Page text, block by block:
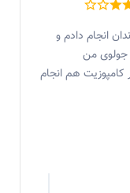
انجام دادم و
جولوی من
کامپوزیت هم انجام